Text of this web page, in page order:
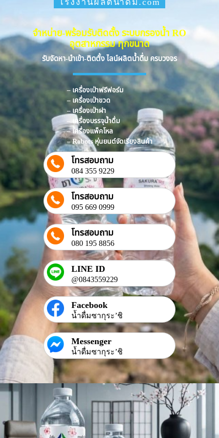
จำหน่าย-พร้อมรับติดตั้ง ระบบกรองน้ำ RO
อุตสาหกรรม ทุกขนาด
รับจัดหา-นำเข้า-ติดตั้ง ไลน์ผลิตน้ำดื่ม ครบวงจร
– เครื่องเป่าฟรีฟอร์ม
– เครื่องเป่าขวด
– เครื่องเป่าฝา
– เครื่องบรรจุน้ำดื่ม
– เครื่องแพ็คโหล
– Robots หุ่นยนต์จัดเรียงสินค้า
โทรสอบถาม
084 355 9229
โทรสอบถาม
095 669 0999
โทรสอบถาม
080 195 8856
LINE ID
@0843559229
Facebook
น้ำดื่มซากุระ’ชิ
Messenger
น้ำดื่มซากุระ’ชิ